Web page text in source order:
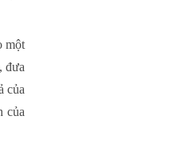
một
đưa
của
của